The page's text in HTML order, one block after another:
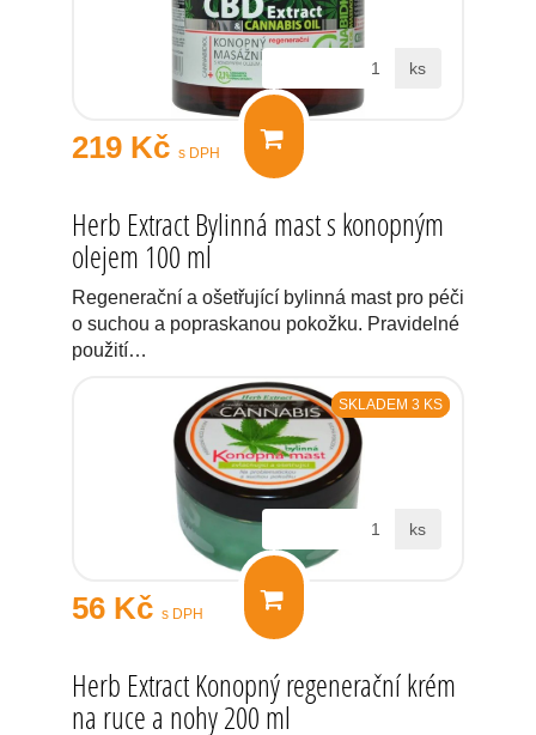
219 Kč s DPH
ks
Herb Extract Bylinná mast s konopným
olejem 100 ml
Regenerační a ošetřující bylinná mast pro péči
o suchou a popraskanou pokožku. Pravidelné
použití…
SKLADEM 3 KS
56 Kč s DPH
ks
Herb Extract Konopný regenerační krém
na ruce a nohy 200 ml